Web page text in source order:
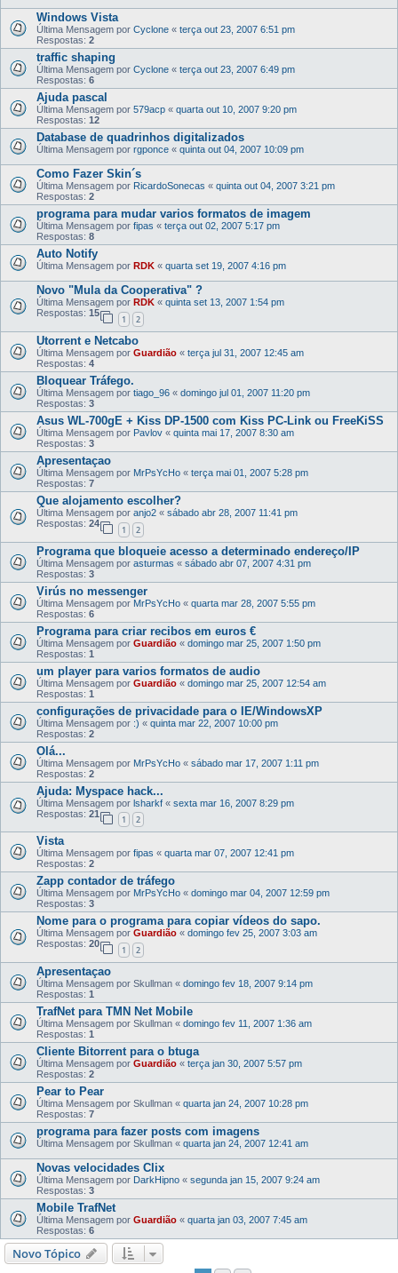
Windows Vista
Última Mensagem por Cyclone « terça out 23, 2007 6:51 pm
Respostas: 2
traffic shaping
Última Mensagem por Cyclone « terça out 23, 2007 6:49 pm
Respostas: 6
Ajuda pascal
Última Mensagem por 579acp « quarta out 10, 2007 9:20 pm
Respostas: 12
Database de quadrinhos digitalizados
Última Mensagem por rgponce « quinta out 04, 2007 10:09 pm
Como Fazer Skin´s
Última Mensagem por RicardoSonecas « quinta out 04, 2007 3:21 pm
Respostas: 2
programa para mudar varios formatos de imagem
Última Mensagem por fipas « terça out 02, 2007 5:17 pm
Respostas: 8
Auto Notify
Última Mensagem por RDK « quarta set 19, 2007 4:16 pm
Novo "Mula da Cooperativa" ?
Última Mensagem por RDK « quinta set 13, 2007 1:54 pm
Respostas: 15
1 2
Utorrent e Netcabo
Última Mensagem por Guardião « terça jul 31, 2007 12:45 am
Respostas: 4
Bloquear Tráfego.
Última Mensagem por tiago_96 « domingo jul 01, 2007 11:20 pm
Respostas: 3
Asus WL-700gE + Kiss DP-1500 com Kiss PC-Link ou FreeKiSS
Última Mensagem por Pavlov « quinta mai 17, 2007 8:30 am
Respostas: 3
Apresentaçao
Última Mensagem por MrPsYcHo « terça mai 01, 2007 5:28 pm
Respostas: 7
Que alojamento escolher?
Última Mensagem por anjo2 « sábado abr 28, 2007 11:41 pm
Respostas: 24
1 2
Programa que bloqueie acesso a determinado endereço/IP
Última Mensagem por asturmas « sábado abr 07, 2007 4:31 pm
Respostas: 3
Virús no messenger
Última Mensagem por MrPsYcHo « quarta mar 28, 2007 5:55 pm
Respostas: 6
Programa para criar recibos em euros €
Última Mensagem por Guardião « domingo mar 25, 2007 1:50 pm
Respostas: 1
um player para varios formatos de audio
Última Mensagem por Guardião « domingo mar 25, 2007 12:54 am
Respostas: 1
configurações de privacidade para o IE/WindowsXP
Última Mensagem por :) « quinta mar 22, 2007 10:00 pm
Respostas: 2
Olá...
Última Mensagem por MrPsYcHo « sábado mar 17, 2007 1:11 pm
Respostas: 2
Ajuda: Myspace hack...
Última Mensagem por lsharkf « sexta mar 16, 2007 8:29 pm
Respostas: 21
1 2
Vista
Última Mensagem por fipas « quarta mar 07, 2007 12:41 pm
Respostas: 2
Zapp contador de tráfego
Última Mensagem por MrPsYcHo « domingo mar 04, 2007 12:59 pm
Respostas: 3
Nome para o programa para copiar vídeos do sapo.
Última Mensagem por Guardião « domingo fev 25, 2007 3:03 am
Respostas: 20
1 2
Apresentaçao
Última Mensagem por Skullman « domingo fev 18, 2007 9:14 pm
Respostas: 1
TrafNet para TMN Net Mobile
Última Mensagem por Skullman « domingo fev 11, 2007 1:36 am
Respostas: 1
Cliente Bitorrent para o btuga
Última Mensagem por Guardião « terça jan 30, 2007 5:57 pm
Respostas: 2
Pear to Pear
Última Mensagem por Skullman « quarta jan 24, 2007 10:28 pm
Respostas: 7
programa para fazer posts com imagens
Última Mensagem por Skullman « quarta jan 24, 2007 12:41 am
Novas velocidades Clix
Última Mensagem por DarkHipno « segunda jan 15, 2007 9:24 am
Respostas: 3
Mobile TrafNet
Última Mensagem por Guardião « quarta jan 03, 2007 7:45 am
Respostas: 6
Novo Tópico